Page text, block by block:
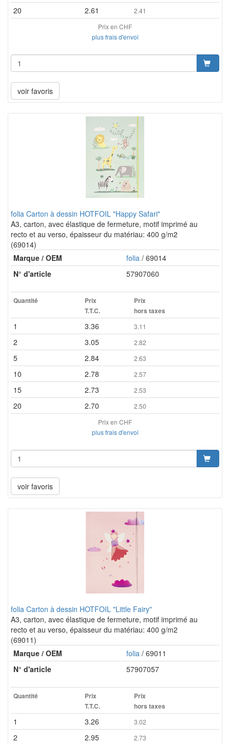
20 2.61
2.41
Prix en CHF
plus frais d'envoi
voir favoris
folia Carton à dessin HOTFOIL "Happy Safari"
A3, carton, avec élastique de fermeture, motif imprimé au
recto et au verso, épaisseur du matériau: 400 g/m2
(69014)
Marque / OEM
folia / 69014
N° d'article
57907060
Quantité
Prix
T.T.C.
Prix
hors taxes
1 3.36 3.11
2 3.05 2.82
5 2.84 2.63
10 2.78 2.57
15 2.73 2.53
20 2.70
2.50
Prix en CHF
plus frais d'envoi
voir favoris
folia Carton à dessin HOTFOIL "Little Fairy"
A3, carton, avec élastique de fermeture, motif imprimé au
recto et au verso, épaisseur du matériau: 400 g/m2
(69011)
Marque / OEM
folia / 69011
N° d'article
57907057
Quantité
Prix
T.T.C.
Prix
hors taxes
1 3.26 3.02
2 2.95 2.73